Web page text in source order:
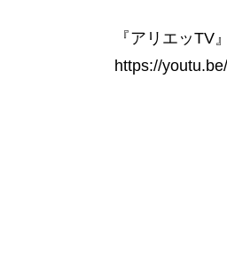
『アリエッTV
https://